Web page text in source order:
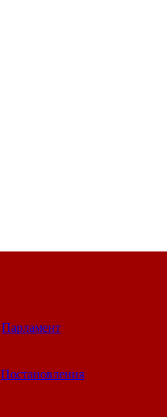
Парламент
Постановления